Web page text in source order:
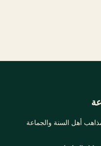
أهل السنة والجماعة